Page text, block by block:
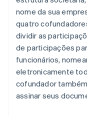
nome da sua
quatro
dividir as
de participações
funcionários,
eletronicamente
cofundador
assinar seus